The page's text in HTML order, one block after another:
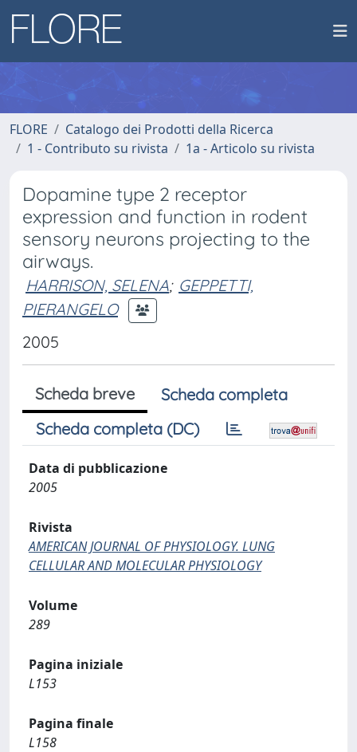
FLORE
Catalogo dei Prodotti della Ricerca
1 - Contributo su rivista
1a - Articolo su rivista
Dopamine type 2 receptor
expression and function in rodent
sensory neurons projecting to the
airways.
HARRISON, SELENA; GEPPETTI,
PIERANGELO
2005
Scheda breve
Scheda completa
Scheda completa (DC)
Data di pubblicazione
2005
Rivista
AMERICAN JOURNAL OF PHYSIOLOGY. LUNG
CELLULAR AND MOLECULAR PHYSIOLOGY
Volume
289
Pagina iniziale
L153
Pagina finale
L158